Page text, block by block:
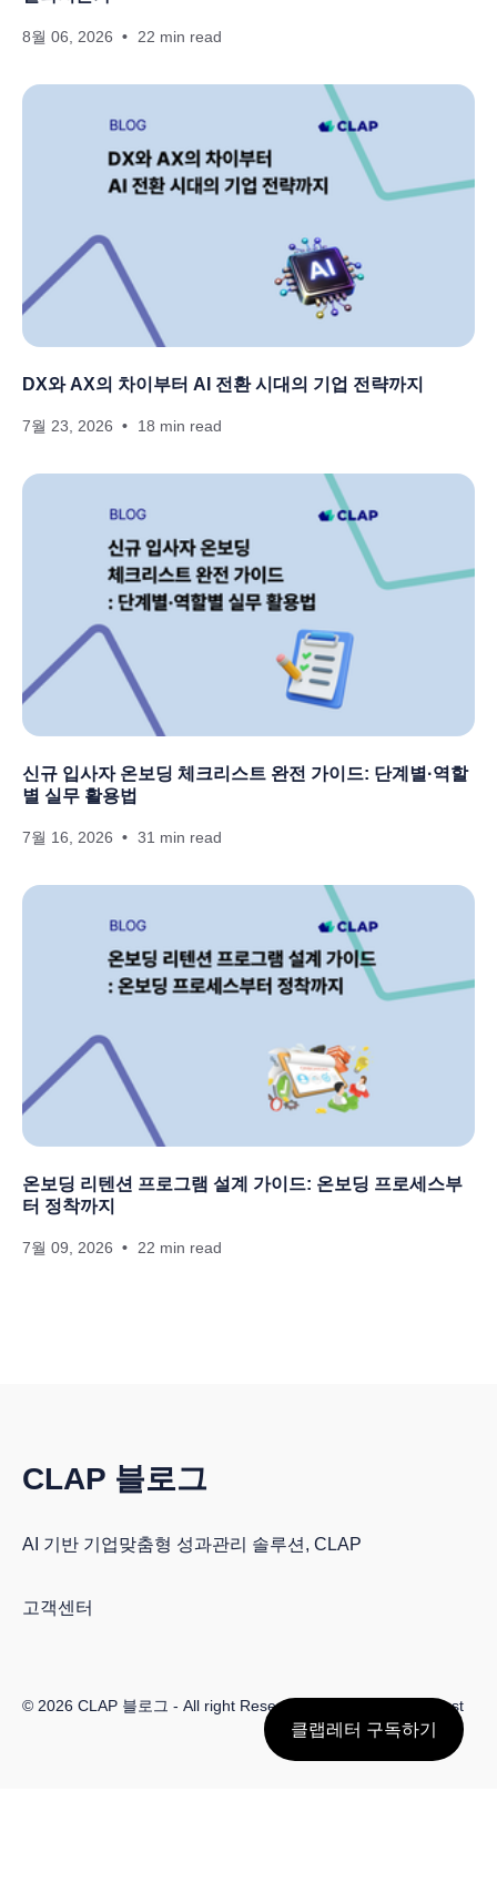
8월 06, 2026 22 min read
DX와 AX의 차이부터 AI 전환 시대의 기업 전략까지
7월 23, 2026 18 min read
신규 입사자 온보딩 체크리스트 완전 가이드: 단계별·역할
별 실무 활용법
7월 16, 2026 31 min read
온보딩 리텐션 프로그램 설계 가이드: 온보딩 프로세스부
터 정착까지
7월 09, 2026 22 min read
CLAP 블로그
AI 기반 기업맞춤형 성과관리 솔루션, CLAP
고객센터
© 2026 CLAP 블로그 - All right Reserved. Published with Ghost
클랩레터 구독하기